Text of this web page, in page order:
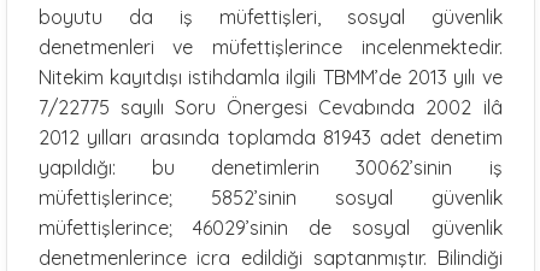
boyutu da iş müfettişleri, sosyal güvenlik
denetmenleri ve müfettişlerince incelenmektedir.
Nitekim kayıtdışı istihdamla ilgili TBMM’de 2013 yılı ve
7/22775 sayılı Soru Önergesi Cevabında 2002 ilâ
2012 yılları arasında toplamda 81943 adet denetim
yapıldığı: bu denetimlerin 30062’sinin iş
müfettişlerince; 5852’sinin sosyal güvenlik
müfettişlerince; 46029’sinin de sosyal güvenlik
denetmenlerince icra edildiği saptanmıştır. Bilindiği